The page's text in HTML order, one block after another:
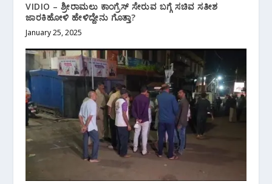
VIDIO – ಶ್ರೀರಾಮಲು ಕಾಂಗ್ರೆಸ್ ಸೇರುವ ಬಗ್ಗೆ ಸಚಿವ ಸತೀಶ
ಜಾರಕಿಹೋಳಿ ಹೇಳಿದ್ದೇನು ಗೊತ್ತಾ?
January 25, 2025